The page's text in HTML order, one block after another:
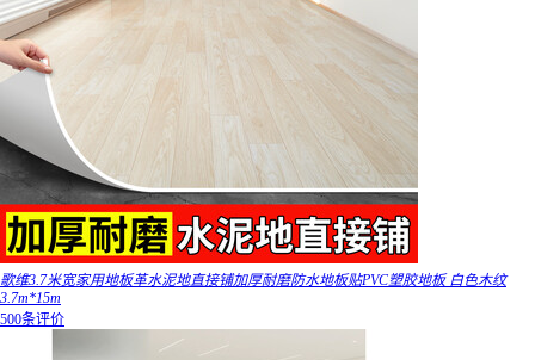
歌维3.7米宽家用地板革水泥地直接铺加厚耐磨防水地板贴PVC塑胶地板 白色木纹
3.7m*15m
500条评价